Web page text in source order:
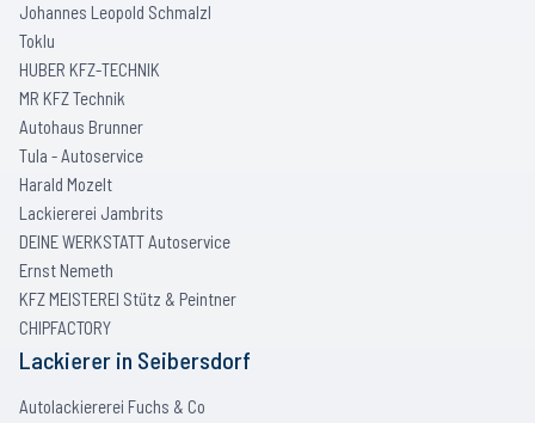
Johannes Leopold Schmalzl
Toklu
HUBER KFZ-TECHNIK
MR KFZ Technik
Autohaus Brunner
Tula - Autoservice
Harald Mozelt
Lackiererei Jambrits
DEINE WERKSTATT Autoservice
Ernst Nemeth
KFZ MEISTEREI Stütz & Peintner
CHIPFACTORY
Lackierer in Seibersdorf
Autolackiererei Fuchs & Co